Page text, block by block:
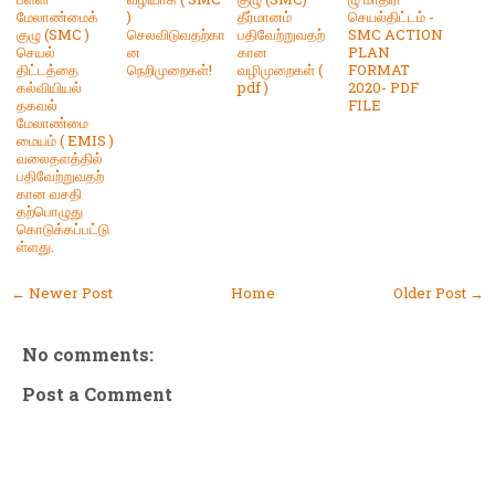
மேலாண்மைக்
குழு (SMC )
செயல்
திட்டத்தை
கல்வியியல்
தகவல்
மேலாண்மை
மையம் ( EMIS )
வலைதளத்தில்
பதிவேற்றுவதற்
கான வசதி
தற்பொழுது
கொடுக்கப்பட்டு
ள்ளது.
)
செலவிடுவதற்கா
ன
நெறிமுறைகள்!
தீர்மானம்
பதிவேற்றுவதற்
கான
வழிமுறைகள் (
pdf )
செயல்திட்டம் -
SMC ACTION
PLAN
FORMAT
2020- PDF
FILE
← Newer Post Older Post →
Home
No comments:
Post a Comment